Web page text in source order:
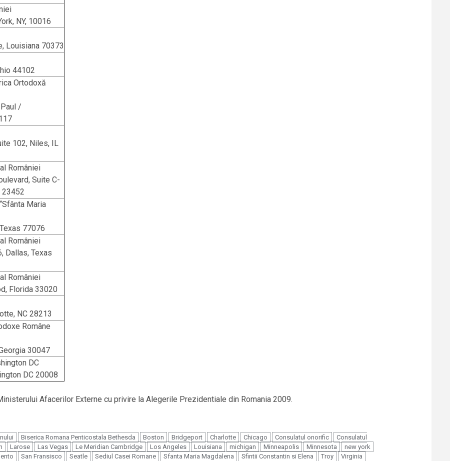
NY, 10016
Louisiana 70373
44102
Ortodoxă
/
102, Niles, IL
României
Suite C-
23452
Maria
77076
României
Dallas, Texas
României
Florida 33020
NC 28213
Române
30047
DC
DC 20008
Afacerilor Externe cu privire la Alegerile Prezidentiale din Romania 2009.
Biserica Romana Penticostala Bethesda Boston Bridgeport Charlotte Chicago Consulatul onorific
Consulatul
Larose Las Vegas Le Meridian Cambridge Los Angeles Louisiana michigan Minneapolis Minnesota
new york
San Fransisco Seatle Sediul Casei Romane Sfanta Maria Magdalena Sfintii Constantin si Elena Troy Virginia